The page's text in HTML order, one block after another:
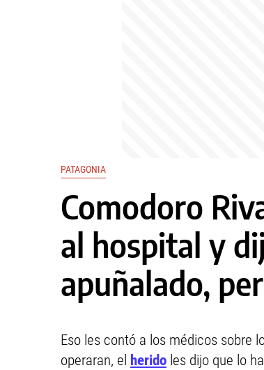
PATAGONIA
Comodoro
al hospital y
apuñalado,
Eso les contó a los médicos sobre
operaran, el herido les dijo que lo